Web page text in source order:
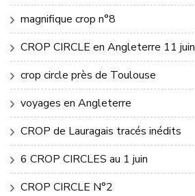
magnifique crop n°8
CROP CIRCLE en Angleterre 11 juin
crop circle près de Toulouse
voyages en Angleterre
CROP de Lauragais tracés inédits
6 CROP CIRCLES au 1 juin
CROP CIRCLE N°2